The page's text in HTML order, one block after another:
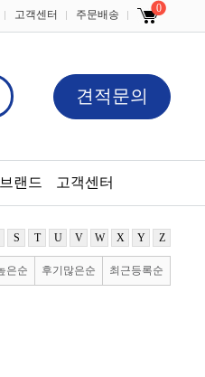
고객센터 주문배송 0
견적문의
브랜드 고객센터
S T U V W X Y Z
은순 후기많은순 최근등록순